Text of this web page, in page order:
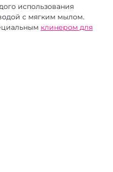
использования
с мягким мылом.
клинером для